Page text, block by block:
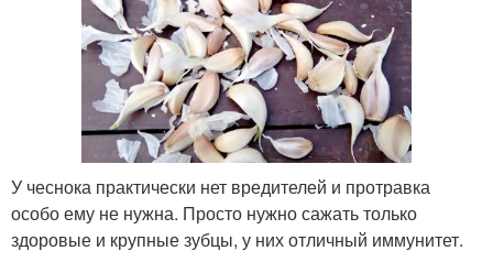
У чеснока практически нет вредителей и протравка
особо ему не нужна. Просто нужно сажать только
здоровые и крупные зубцы, у них отличный иммунитет.